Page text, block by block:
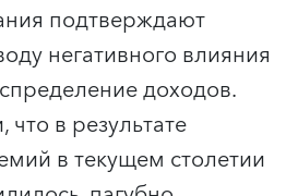
подтверждают
негативного влияния
доходов.
в результате
в текущем столетии